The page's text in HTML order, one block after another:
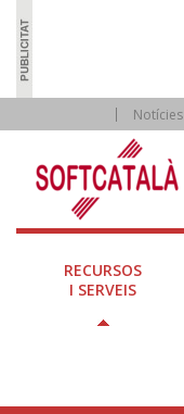
Notícies
RECURSOS
I SERVEIS